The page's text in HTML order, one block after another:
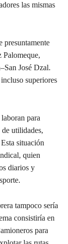
las mismas
presuntamente
José Dzal.
superiores
para
utilidades,
situación
quien
diarios y
tampoco sería
consistiría en
para